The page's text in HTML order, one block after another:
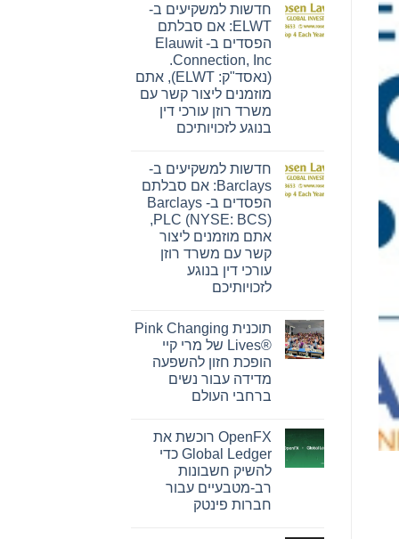
חדשות למשקיעים ב-
ELWT: אם סבלתם
הפסדים ב- Elauwit
Connection, Inc.
(נאסד"ק: ELWT), אתם
מוזמנים ליצור קשר עם
משרד רוזן עורכי דין
בנוגע לזכויותיכם
על
חדשות
למשקיעים
ב-
ELWT:
אם
סבלתם
הפסדים
ב-
Elauwit
Connection,
Inc.
אתם
מוזמנים
ליצור
קשר
עם
רוזן
בנוגע
לזכויותיכם
חדשות למשקיעים ב-
Barclays: אם סבלתם
הפסדים ב- Barclays
PLC (NYSE: BCS),
אתם מוזמנים ליצור
קשר עם משרד רוזן
עורכי דין בנוגע
לזכויותיכם
על
חדשות
למשקיעים
ב-
Barclays:
אם
סבלתם
Barclays
PLC
(NYSE:
BCS),
אתם
מוזמנים
ליצור
קשר
תוכנית Pink Changing
Lives®‎ של מרי קיי
הופכת חזון להשפעה
מדידה עבור נשים
ברחבי העולם
על
תוכנית
Pink
Changing
Lives®‎
של
מרי
OpenFX רוכשת את
Global Ledger כדי
להשיק חשבונות
רב-מטבעיים עבור
חברות פינטק